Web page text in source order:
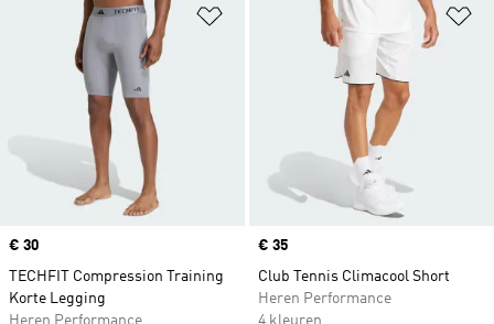
Op verlanglijst zetten
Price
€ 30
TECHFIT Compression Training
Korte Legging
Heren Performance
Price
€ 35
Club Tennis Climacool Short
Heren Performance
4 kleuren